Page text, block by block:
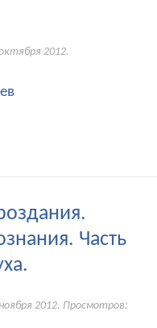
2012.
Часть
2012. Просмотров: